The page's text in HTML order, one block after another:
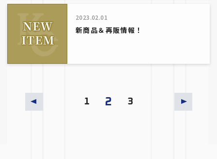
2023.02.01
新商品＆再販情報！
1 2 3